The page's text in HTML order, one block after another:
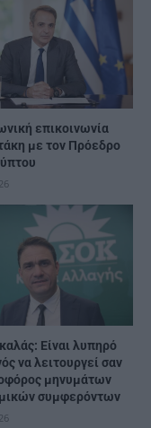
επικοινωνία
με τον Πρόεδρο
Είναι λυπηρό
να λειτουργεί σαν
μηνυμάτων
συμφερόντων